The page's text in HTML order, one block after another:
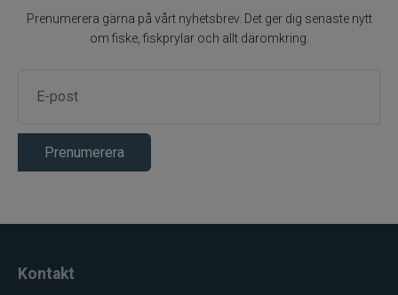
Prenumerera gärna på vårt nyhetsbrev. Det ger dig senaste nytt
om fiske, fiskprylar och allt däromkring.
Prenumerera
Kontakt